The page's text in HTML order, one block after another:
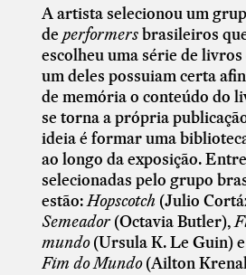
A artista selecionou um
de performersbrasileiros
escolheu uma série de
um deles possuiam certa
de memória o conteúdo do
se torna a própria
ideia é formar uma
ao longo da exposição.
selecionadas pelo grupo
estão:Hopscotch (Julio
Semeador (Octavia Butler),
mundo (Ursula K. Le Guin) e
Fim do Mundo (Ailton